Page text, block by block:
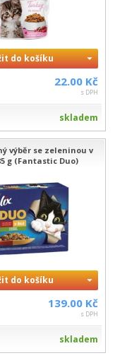
do košíku
22.00 Kč
s DPH
skladem
výběr se zeleninou v
g (Fantastic Duo)
do košíku
139.00 Kč
s DPH
skladem